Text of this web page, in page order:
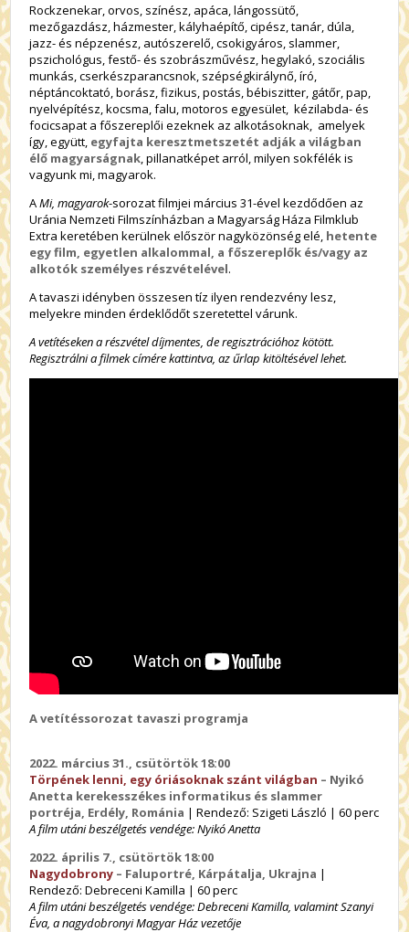
Rockzenekar, orvos, színész, apáca, lángossütő,
mezőgazdász, házmester, kályhaépítő, cipész, tanár, dúla,
jazz- és népzenész, autószerelő, csokigyáros, slammer,
pszichológus, festő- és szobrászművész, hegylakó, szociális
munkás, cserkészparancsnok, szépségkirálynő, író,
néptáncoktató, borász, fizikus, postás, bébiszitter, gátőr, pap,
nyelvépítész, kocsma, falu, motoros egyesület, kézilabda- és
focicsapat a főszereplői ezeknek az alkotásoknak, amelyek
így, együtt, egyfajta keresztmetszetét adják a világban
élő magyarságnak, pillanatképet arról, milyen sokfélék is
vagyunk mi, magyarok.
AMi, magyarok-sorozat filmjei március 31-ével kezdődően az
Uránia Nemzeti Filmszínházban a Magyarság Háza Filmklub
Extra keretében kerülnek először nagyközönség elé, hetente
egy film, egyetlen alkalommal, a főszereplők és/vagy az
alkotók személyes részvételével.
A tavaszi idényben összesen tíz ilyen rendezvény lesz,
melyekre minden érdeklődőt szeretettel várunk.
A vetítéseken a részvétel díjmentes, de regisztrációhoz kötött.
Regisztrálni a filmek címére kattintva, az űrlap kitöltésével lehet.
A vetítéssorozat tavaszi programja
2022. március 31., csütörtök 18:00
Törpének lenni, egy óriásoknak szánt világban – Nyikó
Anetta kerekesszékes informatikus és slammer
portréja, Erdély, Románia | Rendező: Szigeti László | 60 perc
A film utáni beszélgetés vendége: Nyikó Anetta
2022. április 7., csütörtök 18:00
Nagydobrony – Faluportré, Kárpátalja, Ukrajna |
Rendező: Debreceni Kamilla | 60 perc
A film utáni beszélgetés vendége: Debreceni Kamilla, valamint Szanyi
Éva, a nagydobronyi Magyar Ház vezetője